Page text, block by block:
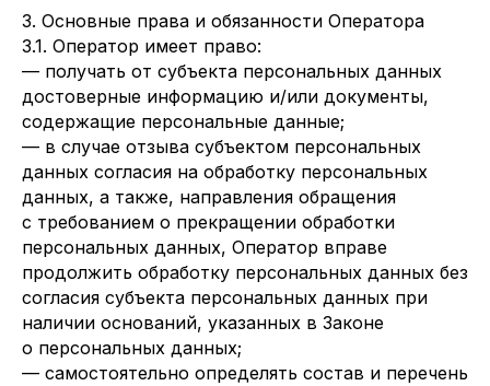
3. Основные права и обязанности Оператора
3.1. Оператор имеет право:
— получать от субъекта персональных данных
достоверные информацию и/или документы,
содержащие персональные данные;
— в случае отзыва субъектом персональных
данных согласия на обработку персональных
данных, а также, направления обращения
с требованием о прекращении обработки
персональных данных, Оператор вправе
продолжить обработку персональных данных без
согласия субъекта персональных данных при
наличии оснований, указанных в Законе
о персональных данных;
— самостоятельно определять состав и перечень